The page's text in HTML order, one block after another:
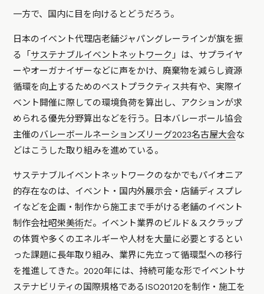
一方で、国内に目を向けるとどうだろう。
日本のイベント代理店老舗ジャパングレーラインが旗を振
る「 サステナブルイベントネットワーク 」は、サプライヤ
ーやオーガナイザーなどに声をかけ、廃棄物を減らし資源
循環を向上するためのベストプラクティス共有や、実際イ
ベント開催に際しての環境負荷を算出し、アクションが求
められる優先分野算出などを行う。日本バレーボール協会
主催のバレーボールネーションズリーグ2023名古屋大会な
どはこうした取り組みを進めている。
サステナブルイベントネットワークのなかでもパイオニア
的存在なのは、イベント・国内外展示会・店舗ディスプレ
イなどを企画・制作から施工まで手がける老舗のイベント
制作会社昭栄美術だ。イベント業界のビルド＆スクラップ
の体質や多くのエネルギーや人材を大量に必要とするとい
った課題に長年取り組み、業界に先立って循環型への移行
を推進してきた。2020年には、持続可能な形でイベントサ
ステナビリティの国際規格であるISO20120を制作・施工を